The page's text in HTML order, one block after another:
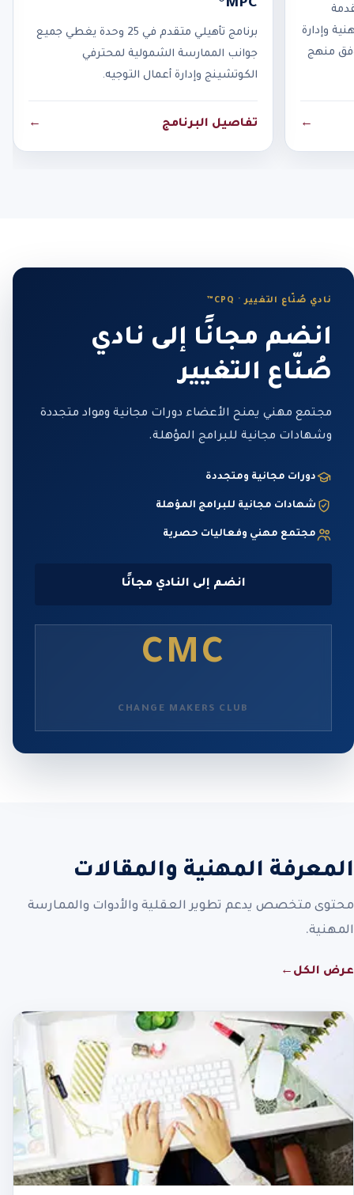
وإدارة
منهج
←
MPC®
برنامج تأهيلي متقدم في 25 وحدة يغطي جميع
جوانب الممارسة الشمولية لمحترفي
الكوتشينج وإدارة أعمال التوجيه.
تفاصيل البرنامج ←
نادي صُنّاع التغيير · CPQ™
انضم مجانًا إلى نادي
صُنّاع التغيير
مجتمع مهني يمنح الأعضاء دورات مجانية ومواد متجددة
وشهادات مجانية للبرامج المؤهلة.
دورات مجانية ومتجددة
شهادات مجانية للبرامج المؤهلة
مجتمع مهني وفعاليات حصرية
انضم إلى النادي مجانًا
CMC
CHANGE MAKERS CLUB
المعرفة المهنية والمقالات
محتوى متخصص يدعم تطوير العقلية والأدوات والممارسة
المهنية.
عرض الكل ←